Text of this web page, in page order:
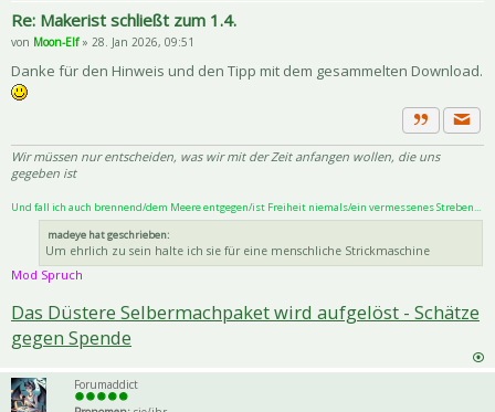
Re: Makerist schließt zum 1.4.
von Moon-Elf» 28. Jan 2026, 09:51
Danke für den Hinweis und den Tipp mit dem gesammelten Download.
Zitat
Wir müssen nur entscheiden, was wir mit der Zeit anfangen wollen, die uns
gegeben ist
Und fall ich auch brennend/dem Meere entgegen/ist Freiheit niemals/ein vermessenes Streben...
madeye hat geschrieben:
Um ehrlich zu sein halte ich sie für eine menschliche Strickmaschine
Mod Spruch
Das Düstere Selbermachpaket wird aufgelöst - Schätze
gegen Spende
Forumaddict